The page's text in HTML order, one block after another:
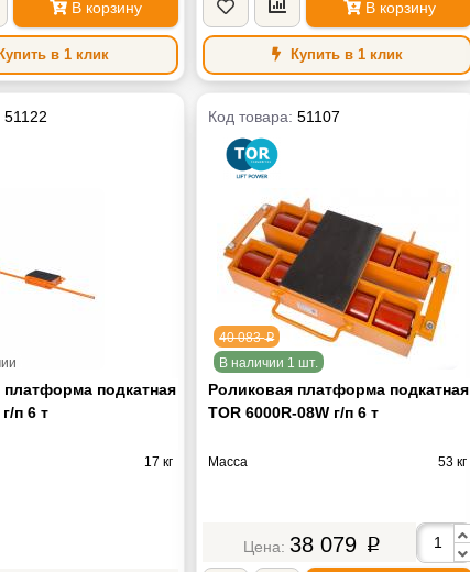
В корзину
Купить в 1 клик
В корзину
Купить в 1 клик
51122
подкатная
п 6 т
17 кг
Код товара:51107
40 083p
В наличии 1 шт.
Роликовая платформа подкатная
TOR 6000R-08W г/п 6 т
Масса 53 кг
38 079 p